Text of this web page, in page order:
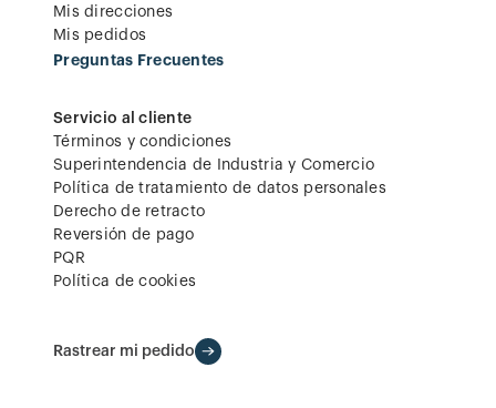
Mis direcciones
Mis pedidos
Preguntas Frecuentes
Servicio al cliente
Términos y condiciones
Superintendencia de Industria y Comercio
Política de tratamiento de datos personales
Derecho de retracto
Reversión de pago
PQR
Política de cookies
Rastrear mi pedido